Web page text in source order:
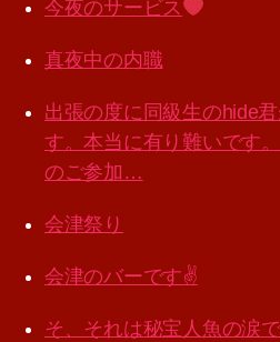
今夜のサービス
真夜中の内職
出張の度に同級生のhide
す。本当に有り難いです
のご参加…
会津祭り
会津のバーです✌️
そ、それは秘宝人魚の涙